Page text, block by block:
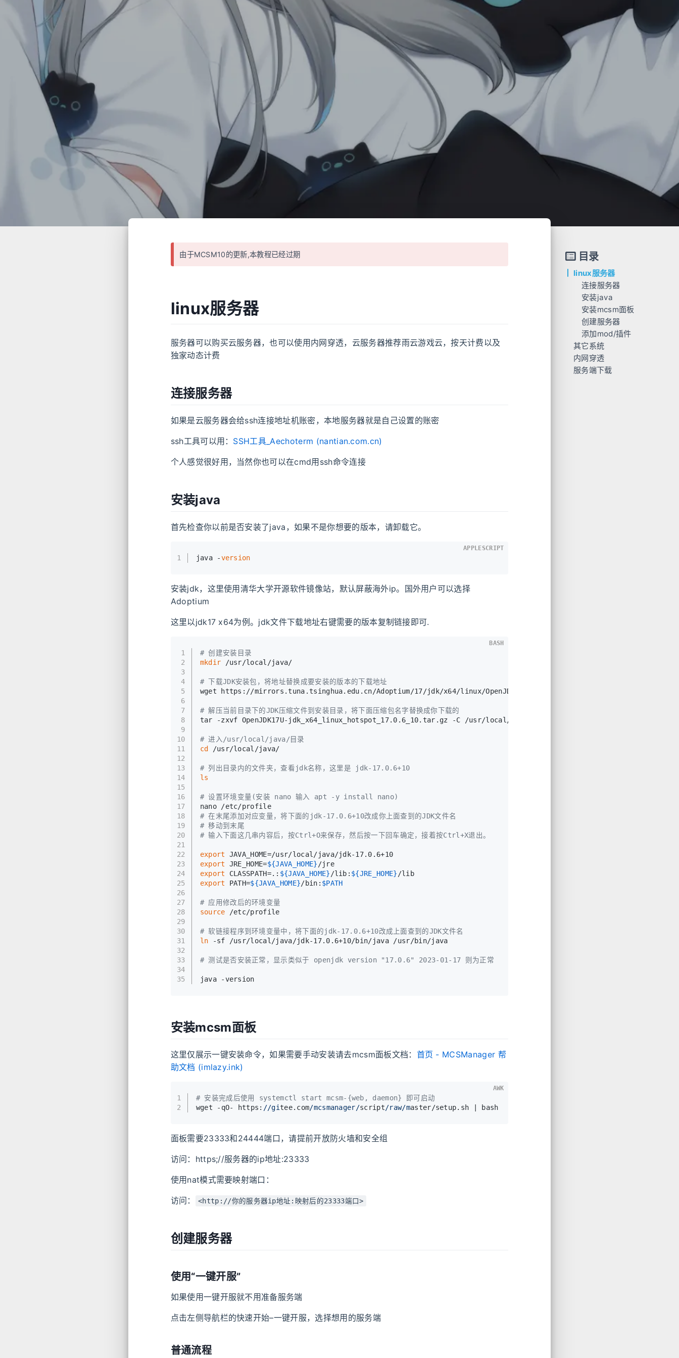
由于MCSM10的更新,本教程已经过期
linux服务器
服务器可以购买云服务器，也可以使用内网穿透，云服务器推荐雨云游戏云，按天计费以及
独家动态计费
连接服务器
如果是云服务器会给ssh连接地址机账密，本地服务器就是自己设置的账密
ssh工具可以用： SSH工具_Aechoterm (nantian.com.cn)
个人感觉很好用，当然你也可以在cmd用ssh命令连接
安装java
首先检查你以前是否安装了java，如果不是你想要的版本，请卸载它。
1 java -version
APPLESCRIPT
安装jdk，这里使用清华大学开源软件镜像站，默认屏蔽海外ip。国外用户可以选择
Adoptium
这里以jdk17 x64为例。jdk文件下载地址右键需要的版本复制链接即可.
1
2
3
4
5
6
7
8
9
10
11
12
13
14
15
16
17
18
19
20
21
22
23
24
25
26
27
28
29
30
31
32
33
34
35
# 创建安装目录
mkdir /usr/local/java/
# 下载JDK安装包，将地址替换成要安装的版本的下载地址
wget https://mirrors.tuna.tsinghua.edu.cn/Adoptium/17/jdk/x64/linux/OpenJDK17U-
# 解压当前目录下的JDK压缩文件到安装目录，将下面压缩包名字替换成你下载的
tar -zxvf OpenJDK17U-jdk_x64_linux_hotspot_17.0.6_10.tar.gz -C /usr/local/java/
# 进入/usr/local/java/目录
cd
/usr/local/java/
# 列出目录内的文件夹，查看jdk名称，这里是 jdk-17.0.6+10
ls
# 设置环境变量(安装 nano 输入 apt -y install nano)
nano /etc/profile
# 在末尾添加对应变量，将下面的jdk-17.0.6+10改成你上面查到的JDK文件名
# 移动到末尾
# 输入下面这几串内容后，按Ctrl+O来保存，然后按一下回车确定，接着按Ctrl+X退出。
export JAVA_HOME=/usr/local/java/jdk-17.0.6+10
export JRE_HOME=${JAVA_HOME} /jre
export CLASSPATH=.: ${JAVA_HOME} /lib: ${JRE_HOME} /lib
export PATH=${JAVA_HOME}/bin: $PATH
# 应用修改后的环境变量
source /etc/profile
# 软链接程序到环境变量中，将下面的jdk-17.0.6+10改成上面查到的JDK文件名
ln -sf /usr/local/java/jdk-17.0.6+10/bin/java /usr/bin/java
# 测试是否安装正常，显示类似于 openjdk version "17.0.6" 2023-01-17 则为正常
java -version
BASH
安装mcsm面板
这里仅展示一键安装命令，如果需要手动安装请去mcsm面板文档： 首页 - MCSManager 帮
助文档 (imlazy.ink)
1
2
# 安装完成后使用 systemctl start mcsm-{web, daemon} 即可启动
wget -qO- https: //gitee.com/mcsmanager/script/raw/master/setup.sh | bash
AWK
面板需要23333和24444端口，请提前开放防火墙和安全组
访问：https;//服务器的ip地址:23333
使用nat模式需要映射端口：
访问： <http://你的服务器ip地址:映射后的23333端口>
创建服务器
使用“一键开服”
如果使用一键开服就不用准备服务端
点击左侧导航栏的快速开始–一键开服，选择想用的服务端
普通流程
目录
linux服务器
连接服务器
安装java
安装mcsm面板
创建服务器
使用“一键开服”
普通流程
添加mod/插件
注意
其它系统
内网穿透
服务端下载